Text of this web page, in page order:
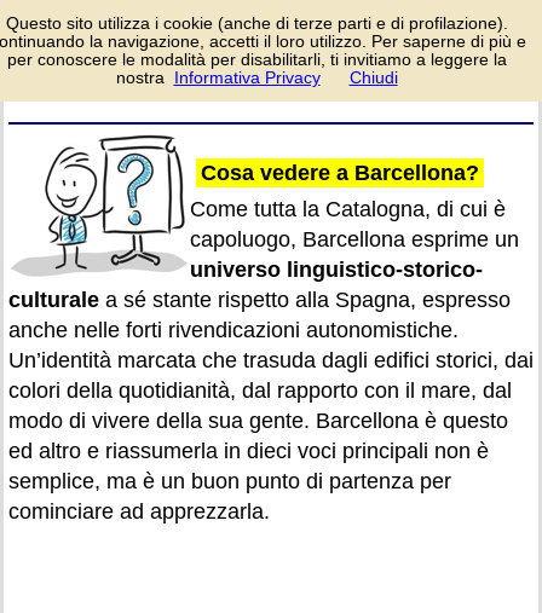
Luoghi interessanti da
visitare e da non
perdere quando si è
in vacanza nella splendida città
Cosa vedere a Barcellona?
Come tutta la Catalogna, di cui è
capoluogo, Barcellona esprime un
universo linguistico-storico-
culturale a sé stante rispetto alla Spagna, espresso
anche nelle forti rivendicazioni autonomistiche.
Un’identità marcata che trasuda dagli edifici storici, dai
colori della quotidianità, dal rapporto con il mare, dal
modo di vivere della sua gente. Barcellona è questo
ed altro e riassumerla in dieci voci principali non è
semplice, ma è un buon punto di partenza per
cominciare ad apprezzarla.
Questo sito utilizza i cookie (anche di terze parti e di profilazione).
la navigazione, accetti il loro utilizzo. Per saperne di più e
per conoscere le modalità per disabilitarli, ti invitiamo a leggere la
nostra
Informativa Privacy Chiudi